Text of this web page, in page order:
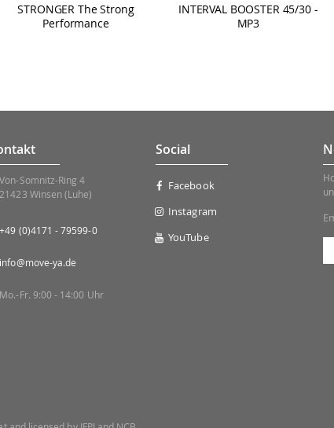
STRONGER The Strong
Performance
INTERVAL BOOSTER 45/30 -
MP3
Von-Somnitz-Ring 4
21423 Winsen (Luhe)
+49 (0)4171 - 79599-0
info@move-ya.de
Mo.-Fr. 9:00 - 14:00 Uhr
Social
Facebook
Instagram
YouTube